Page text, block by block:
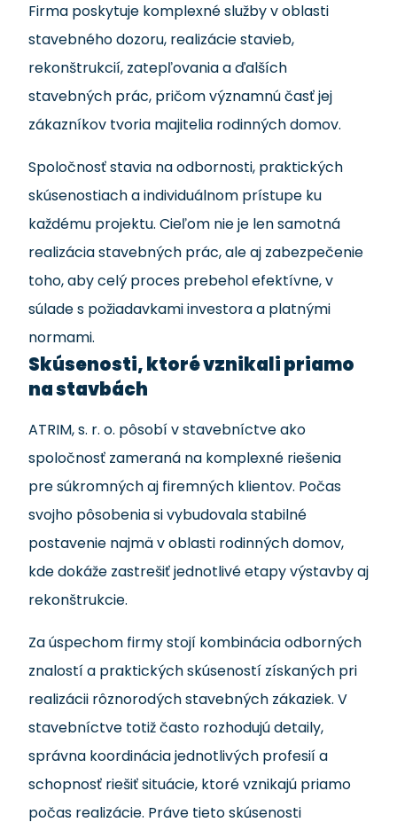
Firma poskytuje komplexné služby v oblasti
stavebného dozoru, realizácie stavieb,
rekonštrukcií, zatepľovania a ďalších
stavebných prác, pričom významnú časť jej
zákazníkov tvoria majitelia rodinných domov.
Spoločnosť stavia na odbornosti, praktických
skúsenostiach a individuálnom prístupe ku
každému projektu. Cieľom nie je len samotná
realizácia stavebných prác, ale aj zabezpečenie
toho, aby celý proces prebehol efektívne, v
súlade s požiadavkami investora a platnými
normami.
Skúsenosti, ktoré vznikali priamo
na stavbách
ATRIM, s. r. o. pôsobí v stavebníctve ako
spoločnosť zameraná na komplexné riešenia
pre súkromných aj firemných klientov. Počas
svojho pôsobenia si vybudovala stabilné
postavenie najmä v oblasti rodinných domov,
kde dokáže zastrešiť jednotlivé etapy výstavby aj
rekonštrukcie.
Za úspechom firmy stojí kombinácia odborných
znalostí a praktických skúseností získaných pri
realizácii rôznorodých stavebných zákaziek. V
stavebníctve totiž často rozhodujú detaily,
správna koordinácia jednotlivých profesií a
schopnosť riešiť situácie, ktoré vznikajú priamo
počas realizácie. Práve tieto skúsenosti